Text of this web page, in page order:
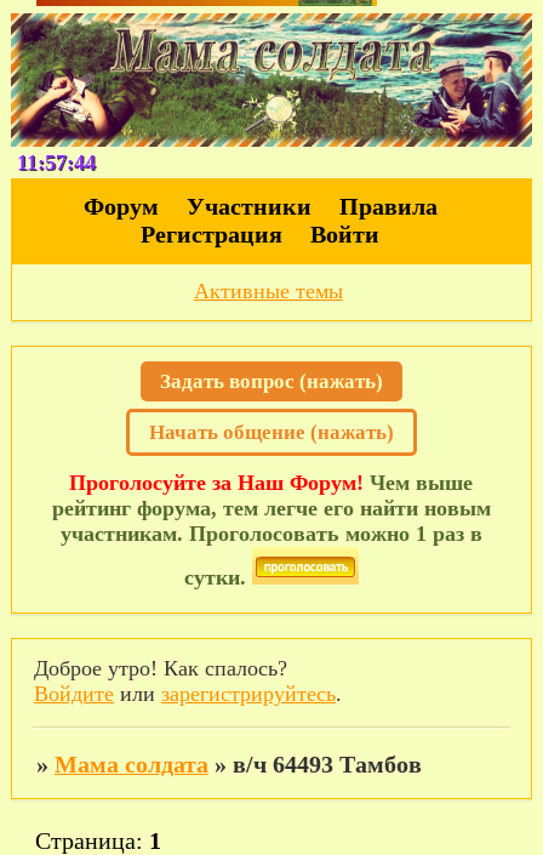
11:57:44
Форум Участники
Правила
Регистрация
Войти
Активные темы
Задать вопрос (нажать)
Начать общение (нажать)
Проголосуйте за Наш Форум! Чем выше
рейтинг форума, тем легче его найти новым
участникам. Проголосовать можно 1 раз в
сутки.
Доброе утро! Как спалось?
Войдитеили зарегистрируйтесь.
» Мама солдата » в/ч 64493 Тамбов
Страница: 1